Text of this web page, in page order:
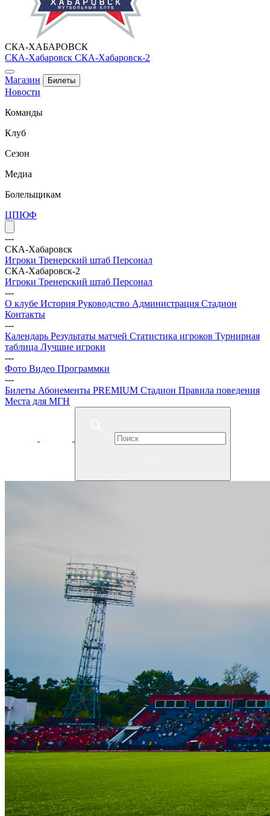
СКА-ХАБАРОВСК
СКА-Хабаровск СКА-Хабаровск-2
Магазин Билеты
Новости
Команды
Клуб
Сезон
Медиа
Болельщикам
ЦПЮФ
---
СКА-Хабаровск
Игроки Тренерский штаб Персонал
СКА-Хабаровск-2
Игроки Тренерский штаб Персонал
---
О клубе История Руководство Администрация Стадион
Контакты
---
Календарь Результаты матчей Статистика игроков Турнирная
таблица Лучшие игроки
---
Фото Видео Программки
---
Билеты Абонементы PREMIUM Стадион Правила поведения
Места для МГН